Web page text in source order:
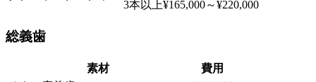
3本以上¥165,000～¥220,000
総義歯
素材
費用